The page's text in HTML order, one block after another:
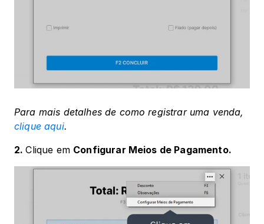
clique aqui.
2. Clique em Configurar Meios de Pagamento.